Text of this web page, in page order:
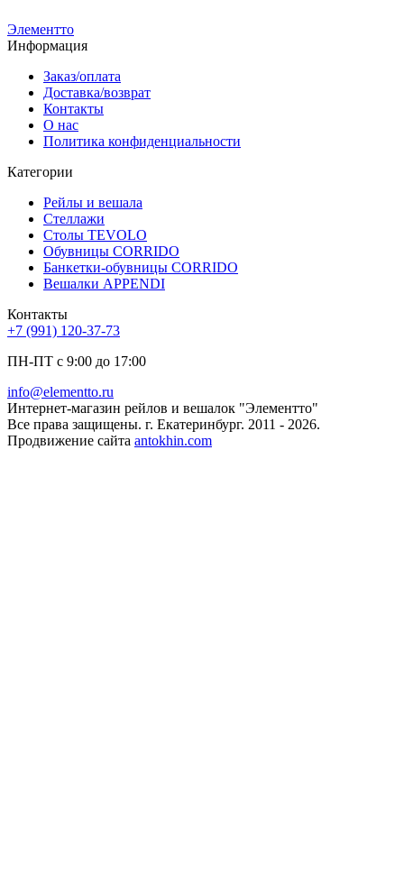
Элементто
Информация
Заказ/оплата
Доставка/возврат
Контакты
О нас
Политика конфиденциальности
Категории
Рейлы и вешала
Стеллажи
Столы TEVOLO
Обувницы CORRIDO
Банкетки-обувницы CORRIDO
Вешалки APPENDI
Контакты
+7 (991) 120-37-73
ПН-ПТ с 9:00 до 17:00
info@elementto.ru
Интернет-магазин рейлов и вешалок "Элементто"
Все права защищены. г. Екатеринбург. 2011 - 2026.
Продвижение сайта antokhin.com